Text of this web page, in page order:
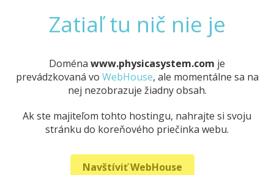
Zatiaľ tu nič nie je
Doména www.physicasystem.com je
prevádzkovaná vo WebHouse, ale momentálne sa na
nej nezobrazuje žiadny obsah.
Ak ste majiteľom tohto hostingu, nahrajte si svoju
stránku do koreňového priečinka webu.
Navštíviť WebHouse